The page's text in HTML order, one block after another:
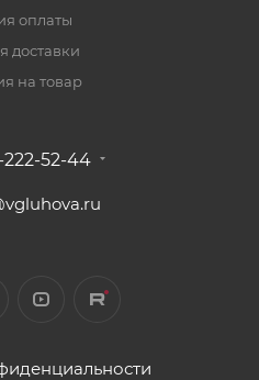
оплаты
доставки
на товар
52-44